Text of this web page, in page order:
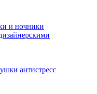
и ночники
антистресс